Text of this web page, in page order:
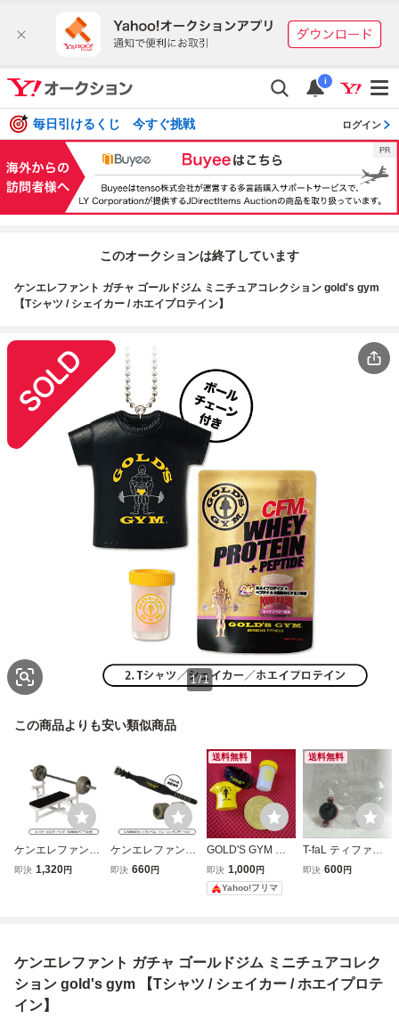
i
毎日引けるくじ 今すぐ挑戦 ログイン
このオークションは終了しています
ケンエレファント ガチャ ゴールドジム ミニチュアコレクション gold's gym
【Tシャツ / シェイカー / ホエイプロテイン】
1/1
この商品よりも安い類似商品
ケンエレファント
ガチャ ゴールドジ
即決 1,320円
ケンエレファント
ガチャ ゴールドジ
ルト】
即決 660円
送料無料
GOLD'S GYM ゴ
ールドジム ミニチ
ュアコレクション
4点セット バスボ
即決 1,000円
Yahoo!フリマ
送料無料
T-faL ティファー
ル ミニチュアコレ
即決 600円
ケンエレファント ガチャ ゴールドジム ミニチュアコレク
ション gold's gym 【Tシャツ / シェイカー / ホエイプロテ
イン】